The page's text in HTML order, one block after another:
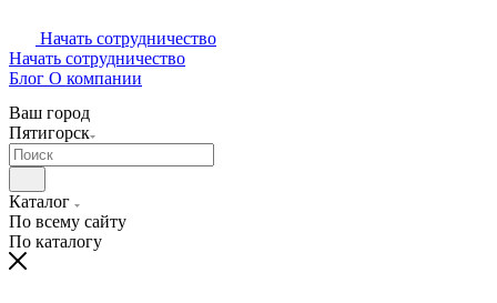
Начать сотрудничество
Начать сотрудничество
Блог О компании
Ваш город
Пятигорск
Каталог
По всему сайту
По каталогу